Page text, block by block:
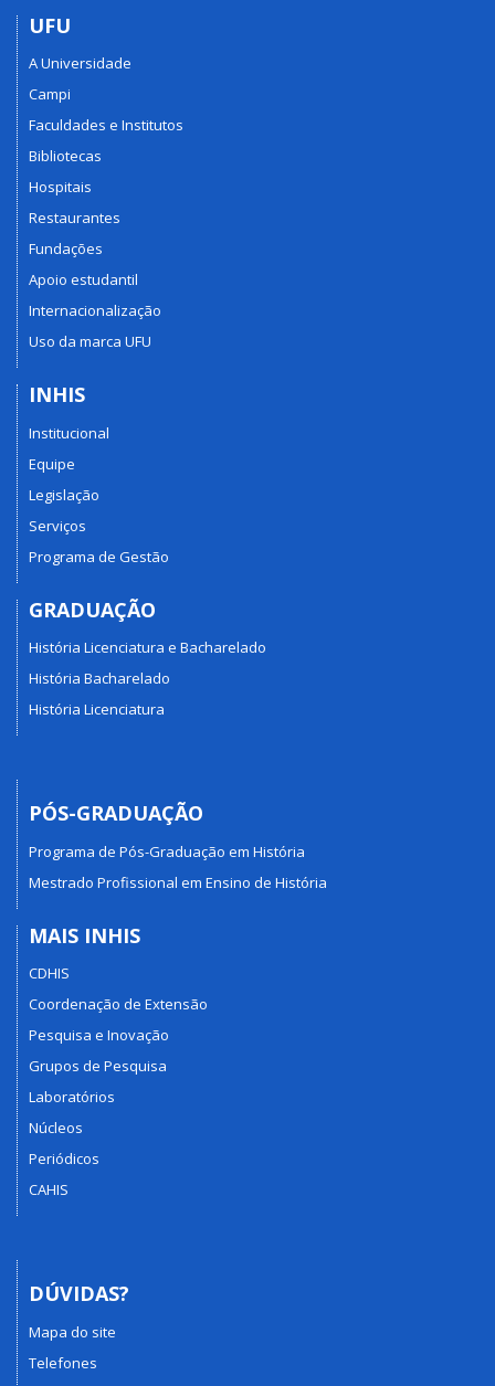
UFU
A Universidade
Campi
Faculdades e Institutos
Bibliotecas
Hospitais
Restaurantes
Fundações
Apoio estudantil
Internacionalização
Uso da marca UFU
INHIS
Institucional
Equipe
Legislação
Serviços
Programa de Gestão
GRADUAÇÃO
História Licenciatura e Bacharelado
História Bacharelado
História Licenciatura
PÓS-GRADUAÇÃO
Programa de Pós-Graduação em História
Mestrado Profissional em Ensino de História
MAIS INHIS
CDHIS
Coordenação de Extensão
Pesquisa e Inovação
Grupos de Pesquisa
Laboratórios
Núcleos
Periódicos
CAHIS
DÚVIDAS?
Mapa do site
Telefones